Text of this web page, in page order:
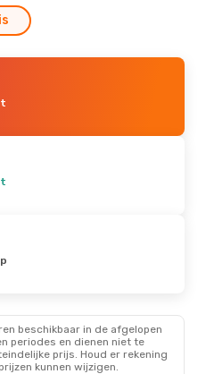
beschikbaar in de afgelopen
periodes en dienen niet te
prijs. Houd er rekening
kunnen wijzigen.